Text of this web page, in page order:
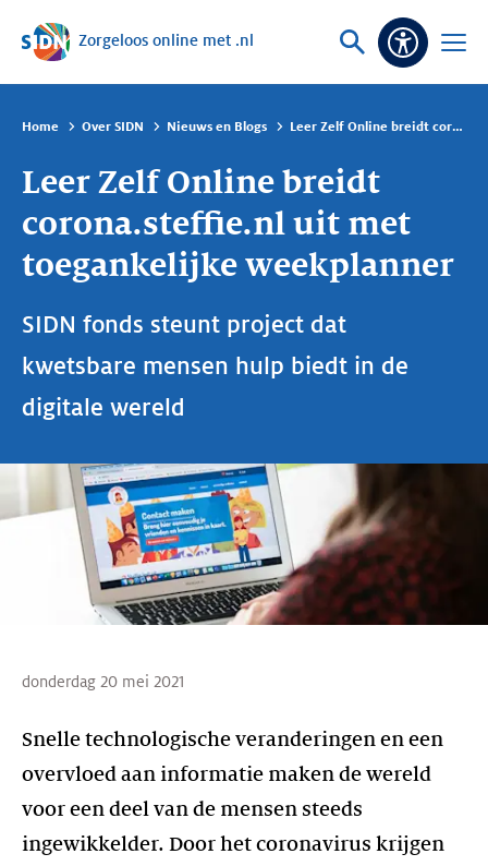
Sla navigatie over
Zorgeloos online met .nl
Vraag
Open
Home Over SIDN Nieuws en Blogs Leer Zelf Online breidt corona.steffie.nl uit met toegankelijke weekplanner
Leer Zelf Online breidt
corona.steffie.nl uit met
toegankelijke weekplanner
SIDN fonds steunt project dat
kwetsbare mensen hulp biedt in de
digitale wereld
donderdag 20 mei 2021
Snelle technologische veranderingen en een
overvloed aan informatie maken de wereld
voor een deel van de mensen steeds
ingewikkelder. Door het coronavirus krijgen